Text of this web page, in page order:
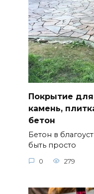
Покрытие
камень,
бетон
Бетон в
быть просто
0 279